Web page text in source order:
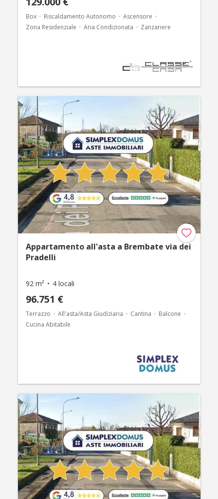
Box Riscaldamento Autonomo
Ascensore
Zona Residenziale
Aria Condizionata Zanzariere
Appartamento all'asta a Brembate via dei
Pradelli
92 m² 4 locali
96.751 €
Terrazzo All'asta/Asta Giudiziaria Cantina
Balcone
Cucina Abitabile